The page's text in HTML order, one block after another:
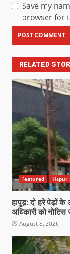
Save my
browser for
RELATED
Featured Hapur
हापुड़: दो हरे पेड़ों
अधिकारी को नोटिस
August 8, 2026